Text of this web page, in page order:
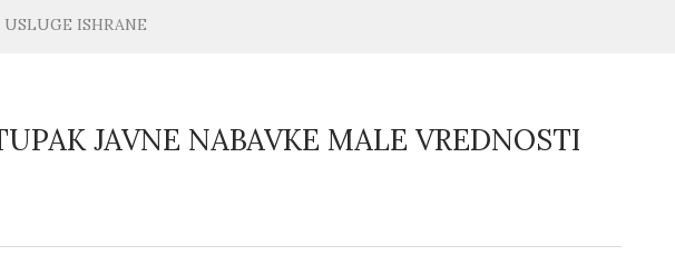
USLUGE ISHRANE
JAVNE NABAVKE MALE VREDNOSTI